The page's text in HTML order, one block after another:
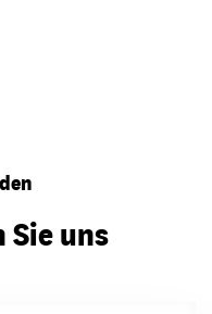
uns